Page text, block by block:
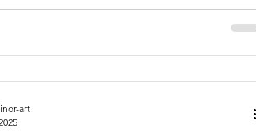
in Scherben liegt? Aus der zufälligen
schnell eine düstere Obsession. Als
unwissend in ihrer Praxis auftaucht,
art